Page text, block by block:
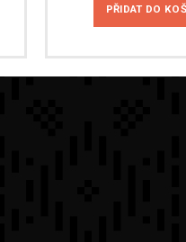
PŘIDAT DO